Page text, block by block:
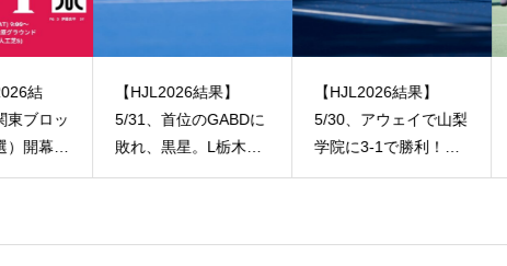
ロッ
幕！
し、
【HJL2026結果】
5/31、首位のGABDに
敗れ、黒星。L栃木の
第2戦は、立命館Hと
【HJL2026結果】
5/30、アウェイで山梨
学院に3-1で勝利！今
シーズン2勝目！
5/
ー